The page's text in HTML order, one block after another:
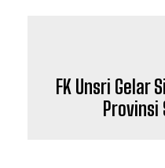
FK Unsri Gelar
Provinsi